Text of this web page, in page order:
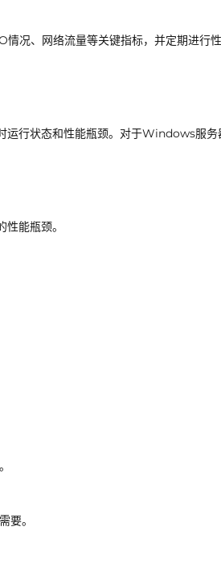
况、网络流量等关键指标，并定期进行
运行状态和性能瓶颈。对于Windows服务
能瓶颈。
要。